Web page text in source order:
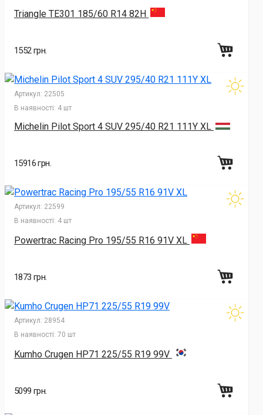
Triangle TE301 185/60 R14 82H
1552 грн.
Артикул: 22505
В наявності: 4 шт
Michelin Pilot Sport 4 SUV 295/40 R21 111Y XL
15916 грн.
Артикул: 22599
В наявності: 4 шт
Powertrac Racing Pro 195/55 R16 91V XL
1873 грн.
Артикул: 28954
В наявності: 70 шт
Kumho Crugen HP71 225/55 R19 99V
5099 грн.